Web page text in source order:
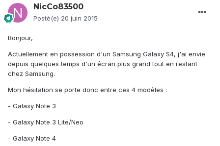
NicCo83500
Posté(e) 20 juin 2015
Bonjour,
Actuellement en possession d'un Samsung Galaxy S4, j'ai envie
depuis quelques temps d'un écran plus grand tout en restant
chez Samsung.
Mon hésitation se porte donc entre ces 4 modèles :
- Galaxy Note 3
- Galaxy Note 3 Lite/Neo
- Galaxy Note 4